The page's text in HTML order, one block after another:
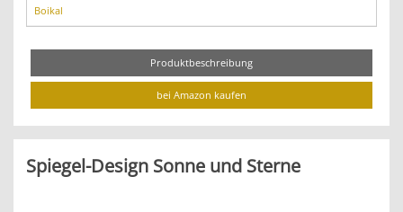
Boikal
Produktbeschreibung
bei Amazon kaufen
Spiegel-Design Sonne und Sterne